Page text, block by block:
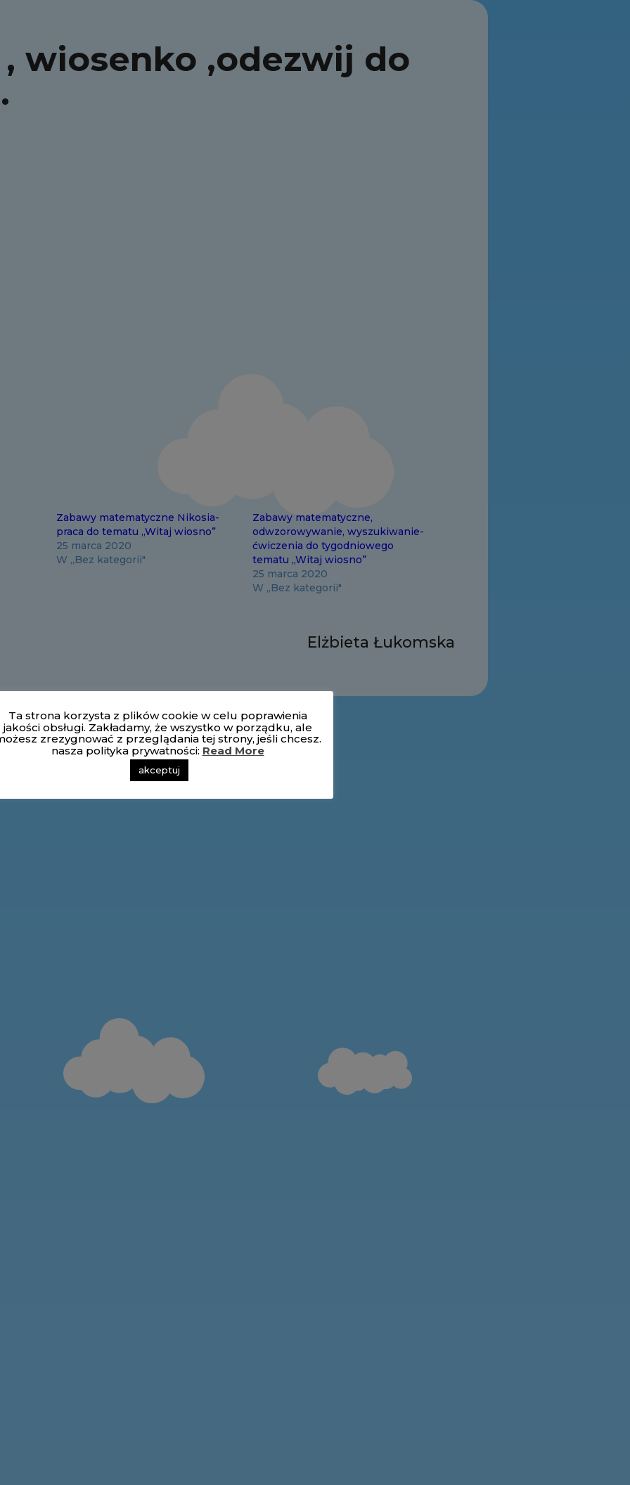
wiosenko ,odezwij do
Zabawy matematyczne Nikosia-
praca do tematu „Witaj wiosno”
25 marca 2020
W „Bez kategorii"
Zabawy matematyczne,
odwzorowywanie, wyszukiwanie-
ćwiczenia do tygodniowego
tematu „Witaj wiosno”
25 marca 2020
W „Bez kategorii"
Elżbieta Łukomska
Ta strona korzysta z plików cookie w celu poprawienia
jakości obsługi. Zakładamy, że wszystko w porządku, ale
zrezygnować z przeglądania tej strony, jeśli chcesz.
nasza polityka prywatności: Read More
akceptuj